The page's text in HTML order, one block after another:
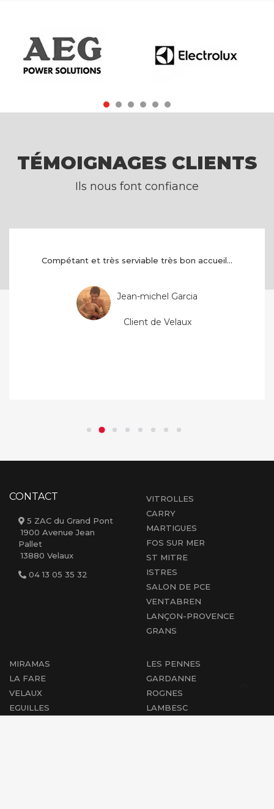
TÉMOIGNAGES CLIENTS
Ils nous font confiance
Compétant et très serviable très bon accueil...
Jean-michel Garcia
Client de Velaux
CONTACT
5 ZAC du Grand Pont
1900 Avenue Jean
Pallet
13880 Velaux
04 13 05 35 32
VITROLLES
CARRY
MARTIGUES
FOS SUR MER
ST MITRE
ISTRES
SALON DE PCE
VENTABREN
LANÇON-PROVENCE
GRANS
MIRAMAS
LA FARE
VELAUX
EGUILLES
LES PENNES
GARDANNE
ROGNES
LAMBESC